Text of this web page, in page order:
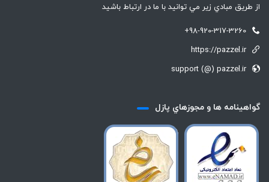
از طريق مبادي زير مي توانيد با ما در ارتباط باشيد
+98-920-317-3260
https://pazzel.ir
support (@) pazzel.ir
گواهينامه ها و مجوزهاي پازل